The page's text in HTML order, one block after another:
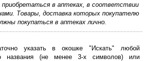
в аптеках, в соответствии
Товары, доставка которых покупателю
покупаться в аптеках лично.
указать в окошке "Искать" любой
названия (не менее 3-х символов) или